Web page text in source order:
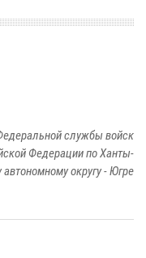
службы войск
Федерации по Ханты-
округу - Югре